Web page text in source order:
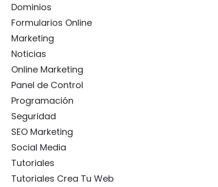
Dominios
Formularios Online
Marketing
Noticias
Online Marketing
Panel de Control
Programación
Seguridad
SEO Marketing
Social Media
Tutoriales
Tutoriales Crea Tu Web